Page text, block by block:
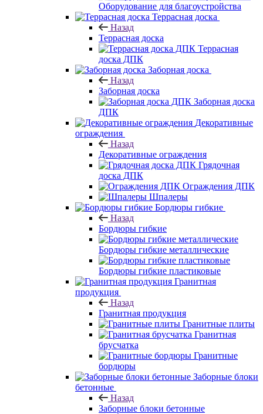
Оборудование для благоустройства
Террасная доска
Назад
Террасная доска
Террасная
доска ДПК
Заборная доска
Назад
Заборная доска
Заборная доска
ДПК
Декоративные
ограждения
Назад
Декоративные ограждения
Грядочная
доска ДПК
Ограждения ДПК
Шпалеры
Бордюры гибкие
Назад
Бордюры гибкие
Бордюры гибкие металлические
Бордюры гибкие пластиковые
Гранитная
продукция
Назад
Гранитная продукция
Гранитные плиты
Гранитная
брусчатка
Гранитные
бордюры
Заборные блоки
бетонные
Назад
Заборные блоки бетонные